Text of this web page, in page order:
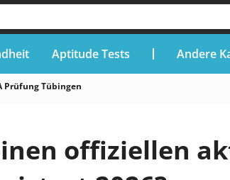
Aptitude Tests Andere
Prüfung Tübingen
offiziellen